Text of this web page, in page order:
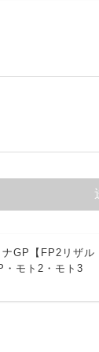
GP【FP2リザル
・モト2・モト3